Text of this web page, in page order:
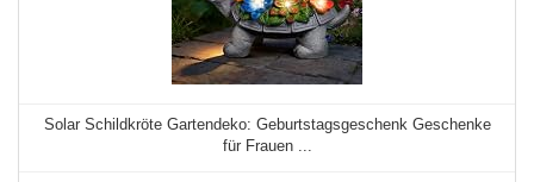
Solar Schildkröte Gartendeko: Geburtstagsgeschenk Geschenke
für Frauen ...